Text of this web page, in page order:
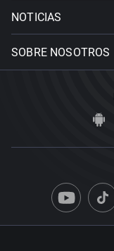
NOTICIAS
SOBRE NOSOTROS